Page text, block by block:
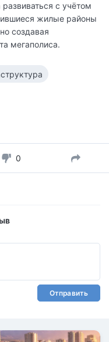
с учётом
жилые районы
создавая
мегаполиса.
0
Отправить